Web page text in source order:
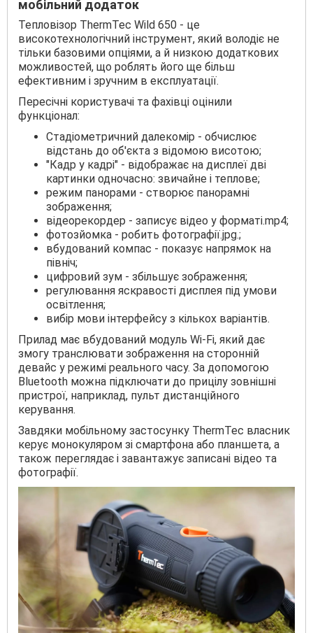
мобільний додаток
Тепловізор ThermTec Wild 650 - це
високотехнологічний інструмент, який володіє не
тільки базовими опціями, а й низкою додаткових
можливостей, що роблять його ще більш
ефективним і зручним в експлуатації.
Пересічні користувачі та фахівці оцінили
функціонал:
Стадіометричний далекомір - обчислює
відстань до об'єкта з відомою висотою;
"Кадр у кадрі" - відображає на дисплеї дві
картинки одночасно: звичайне і теплове;
режим панорами - створює панорамні
зображення;
відеорекордер - записує відео у форматі.mp4;
фотозйомка - робить фотографії.jpg.;
вбудований компас - показує напрямок на
північ;
цифровий зум - збільшує зображення;
регулювання яскравості дисплея під умови
освітлення;
вибір мови інтерфейсу з кількох варіантів.
Прилад має вбудований модуль Wi-Fi, який дає
змогу транслювати зображення на сторонній
девайс у режимі реального часу. За допомогою
Bluetooth можна підключати до прицілу зовнішні
пристрої, наприклад, пульт дистанційного
керування.
Завдяки мобільному застосунку ThermTec власник
керує монокуляром зі смартфона або планшета, а
також переглядає і завантажує записані відео та
фотографії.